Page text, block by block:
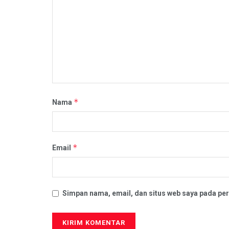
Nama *
Email *
Simpan nama, email, dan situs web saya pada